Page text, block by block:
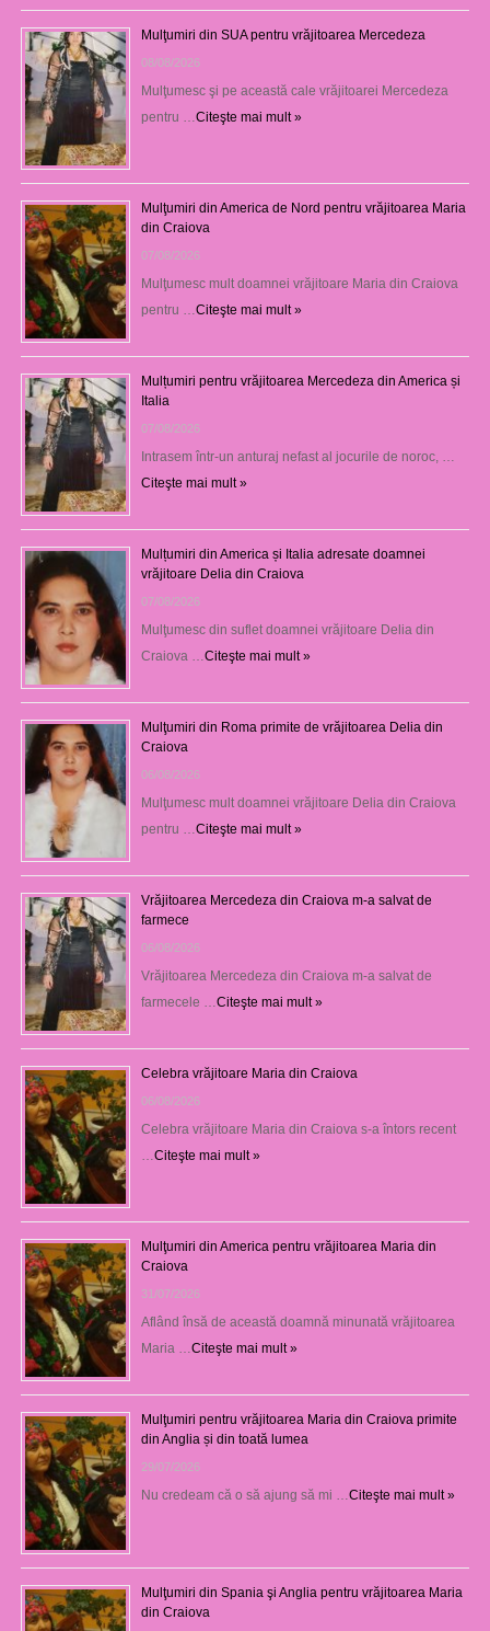
Mulţumiri din SUA pentru vrăjitoarea Mercedeza
08/08/2026
Mulţumesc şi pe această cale vrăjitoarei Mercedeza
pentru … Citeşte mai mult »
Mulţumiri din America de Nord pentru vrăjitoarea Maria
din Craiova
07/08/2026
Mulţumesc mult doamnei vrăjitoare Maria din Craiova
pentru … Citeşte mai mult »
Mulțumiri pentru vrăjitoarea Mercedeza din America și
Italia
07/08/2026
Intrasem într-un anturaj nefast al jocurile de noroc, …
Citeşte mai mult »
Mulțumiri din America și Italia adresate doamnei
vrăjitoare Delia din Craiova
07/08/2026
Mulţumesc din suflet doamnei vrăjitoare Delia din
Craiova … Citeşte mai mult »
Mulţumiri din Roma primite de vrăjitoarea Delia din
Craiova
06/08/2026
Mulţumesc mult doamnei vrăjitoare Delia din Craiova
pentru … Citeşte mai mult »
Vrăjitoarea Mercedeza din Craiova m-a salvat de
farmece
06/08/2026
Vrăjitoarea Mercedeza din Craiova m-a salvat de
farmecele … Citeşte mai mult »
Celebra vrăjitoare Maria din Craiova
06/08/2026
Celebra vrăjitoare Maria din Craiova s-a întors recent
Citeşte mai mult »
Mulţumiri din America pentru vrăjitoarea Maria din
Craiova
31/07/2026
Aflând însă de această doamnă minunată vrăjitoarea
Maria … Citeşte mai mult »
Mulţumiri pentru vrăjitoarea Maria din Craiova primite
din Anglia și din toată lumea
29/07/2026
Nu credeam că o să ajung să mi … Citeşte mai mult »
Mulţumiri din Spania şi Anglia pentru vrăjitoarea Maria
din Craiova